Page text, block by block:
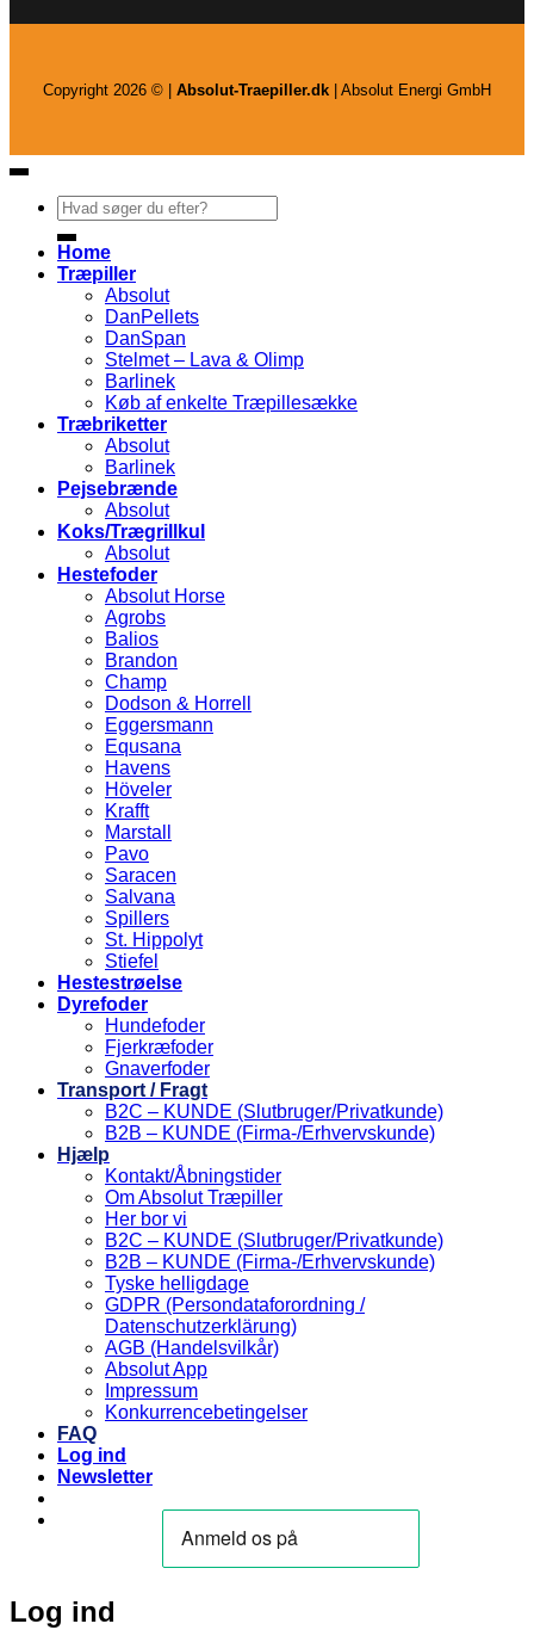
Copyright 2026 © | Absolut-Traepiller.dk | Absolut Energi GmbH
Søg
efter:
Home
Træpiller
Absolut
DanPellets
DanSpan
Stelmet – Lava & Olimp
Barlinek
Køb af enkelte Træpillesække
Træbriketter
Absolut
Barlinek
Pejsebrænde
Absolut
Koks/Trægrillkul
Absolut
Hestefoder
Absolut Horse
Agrobs
Balios
Brandon
Champ
Dodson & Horrell
Eggersmann
Equsana
Havens
Höveler
Krafft
Marstall
Pavo
Saracen
Salvana
Spillers
St. Hippolyt
Stiefel
Hestestrøelse
Dyrefoder
Hundefoder
Fjerkræfoder
Gnaverfoder
Transport / Fragt
B2C – KUNDE (Slutbruger/Privatkunde)
B2B – KUNDE (Firma-/Erhvervskunde)
Hjælp
Kontakt/Åbningstider
Om Absolut Træpiller
Her bor vi
B2C – KUNDE (Slutbruger/Privatkunde)
B2B – KUNDE (Firma-/Erhvervskunde)
Tyske helligdage
GDPR (Persondataforordning /
Datenschutzerklärung)
AGB (Handelsvilkår)
Absolut App
Impressum
Konkurrencebetingelser
FAQ
Log ind
Newsletter
Log ind